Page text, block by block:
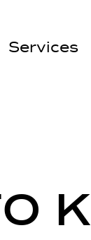
Services
O K